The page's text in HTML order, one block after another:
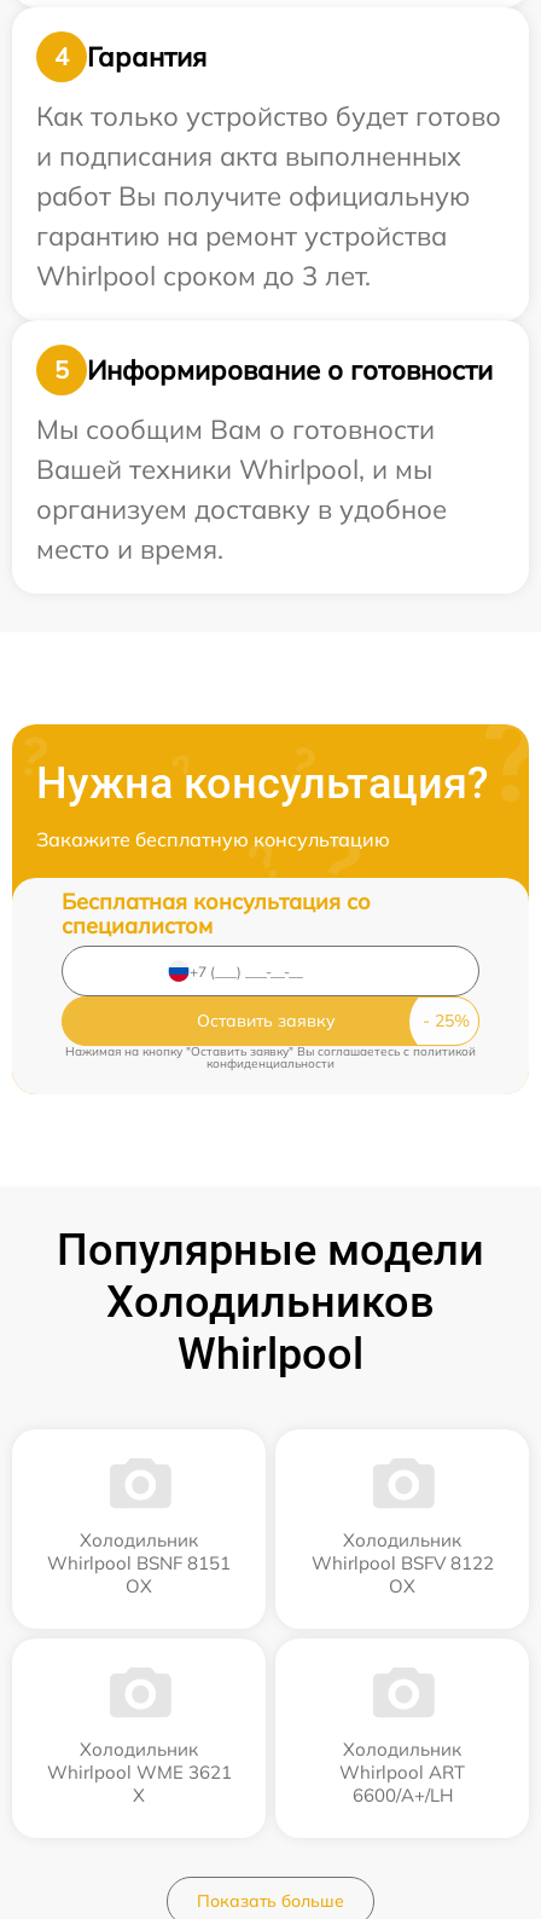
4
Гарантия
Как только устройство будет готово
и подписания акта выполненных
работ Вы получите официальную
гарантию на ремонт устройства
Whirlpool сроком до 3 лет.
5
Информирование о готовности
Мы сообщим Вам о готовности
Вашей техники Whirlpool, и мы
организуем доставку в удобное
место и время.
Нужна консультация?
Закажите бесплатную консультацию
Бесплатная консультация со
специалистом
Оставить заявку
Нажимая на кнопку "Оставить заявку" Вы соглашаетесь c политикой
конфиденциальности
Популярные модели
Холодильников
Whirlpool
Холодильник
Whirlpool BSNF 8151
OX
Холодильник
Whirlpool BSFV 8122
OX
Холодильник
Whirlpool WME 3621
X
Холодильник
Whirlpool ART
6600/A+/LH
Показать больше